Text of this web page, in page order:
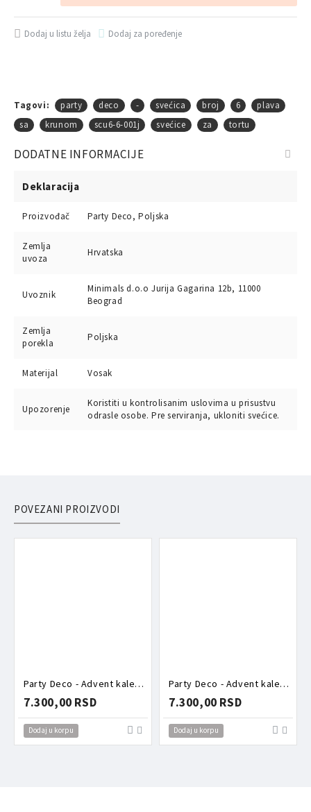
Dodaj u listu želja Dodaj za poređenje
Tagovi: party deco - svećica broj 6
plava
sa
krunom scu6-6-001j svećice za tortu
DODATNE INFORMACIJE
Deklaracija
Proizvođač Party Deco, Poljska
Zemlja
uvoza
Hrvatska
Uvoznik
Minimals d.o.o Jurija Gagarina 12b, 11000
Beograd
Zemlja
porekla
Poljska
Materijal Vosak
Upozorenje
Koristiti u kontrolisanim uslovima u prisustvu
odrasle osobe. Pre serviranja, ukloniti svećice.
POVEZANI PROIZVODI
Party Deco - Advent kalendar - Roze kutija puna aksesoara
7.300,00 RSD
Dodaj u korpu
Party Deco - Advent kalendar - Torbica puna aksesoara zeka
7.300,00 RSD
Dodaj u korpu